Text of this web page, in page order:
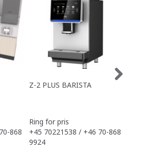
868
Z-2 PLUS BARISTA
Ring for pris
+45 70221538 / +46 70-868
9924